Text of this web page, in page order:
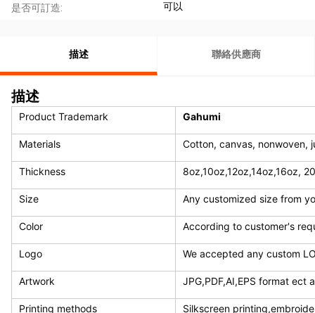
是否可訂造: 可以
描述 聯絡供應商
描述
Product Trademark Gahumi
Materials Cotton, canvas, nonwoven,
Thickness 8oz,10oz,12oz,14oz,16oz,
Size Any customized size from
Color According to customer's
Logo We accepted any custom
Artwork JPG,PDF,AI,EPS format
Printing methods
Silkscreen